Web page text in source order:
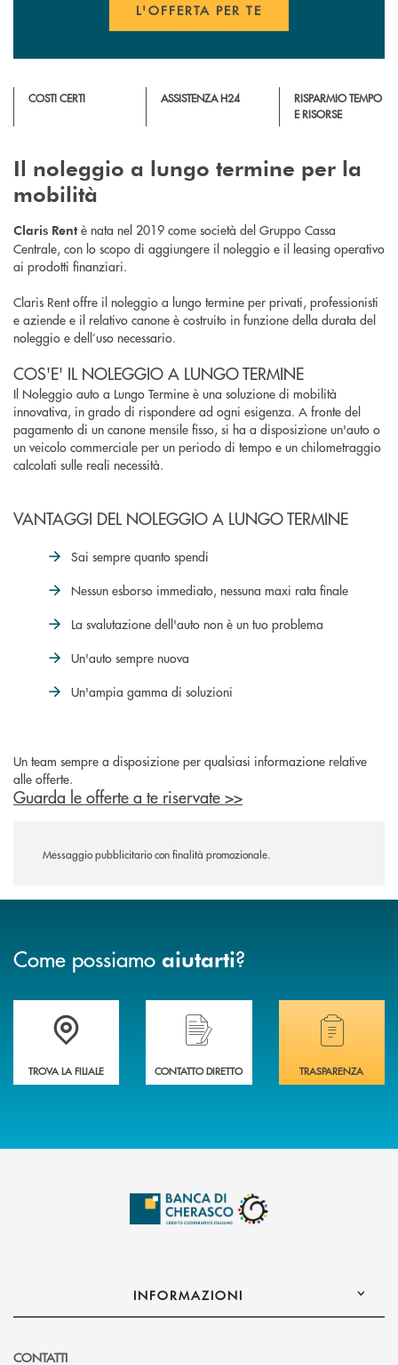
L'OFFERTA PER TE
COSTI CERTI ASSISTENZA H24
RISPARMIO TEMPO
E RISORSE
Il noleggio a lungo termine per la
mobilità
Claris Rent è nata nel 2019 come società del Gruppo Cassa
Centrale, con lo scopo di aggiungere il noleggio e il leasing operativo
ai prodotti finanziari.
Claris Rent offre il noleggio a lungo termine per privati, professionisti
e aziende e il relativo canone è costruito in funzione della durata del
noleggio e dell’uso necessario.
COS'E' IL NOLEGGIO A LUNGO TERMINE
Il Noleggio auto a Lungo Termine è una soluzione di mobilità
innovativa, in grado di rispondere ad ogni esigenza. A fronte del
pagamento di un canone mensile fisso, si ha a disposizione un'auto o
un veicolo commerciale per un periodo di tempo e un chilometraggio
calcolati sulle reali necessità.
VANTAGGI DEL NOLEGGIO A LUNGO TERMINE
Sai sempre quanto spendi
Nessun esborso immediato, nessuna maxi rata finale
La svalutazione dell'auto non è un tuo problema
Un'auto sempre nuova
Un'ampia gamma di soluzioni
Un team sempre a disposizione per qualsiasi informazione relative
alle offerte.
Guarda le offerte a te riservate >>
Messaggio pubblicitario con finalità promozionale.
Come possiamo aiutarti?
Accedi all' elenco completo delle filiali .
TROVA LA FILIALE
Hai bisogno di assistenza immediata?
CONTATTO DIRETTO
Hai bisogno di
TRASPARENZA
INFORMAZIONI
CONTATTI